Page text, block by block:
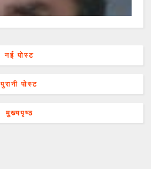
नई पोस्ट
पुरानी पोस्ट
मुख्यपृष्ठ